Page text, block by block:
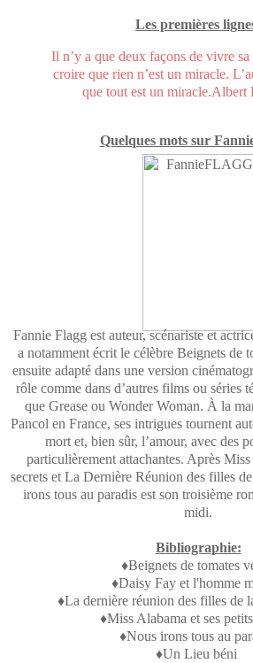
Les premières
Il n’y a que deux façons de vivre sa
croire que rien n’est un miracle.
que tout est un miracle.Albert
Quelques mots sur
Fannie Flagg est auteur, scénariste et
a notamment écrit le célèbre Beignets de
ensuite adapté dans une version
rôle comme dans d’autres films ou séries
que Grease ou Wonder Woman. À la
Pancol en France, ses intrigues tournent
mort et, bien sûr, l’amour, avec des
particulièrement attachantes. Après
secrets et La Dernière Réunion des filles
irons tous au paradis est son troisième
midi.
Bibliographie:
♦Beignets de tomates
♦Daisy Fay et l'homme
♦La dernière réunion des filles de
♦Miss Alabama et ses
♦Nous irons tous au
♦Un Lieu béni